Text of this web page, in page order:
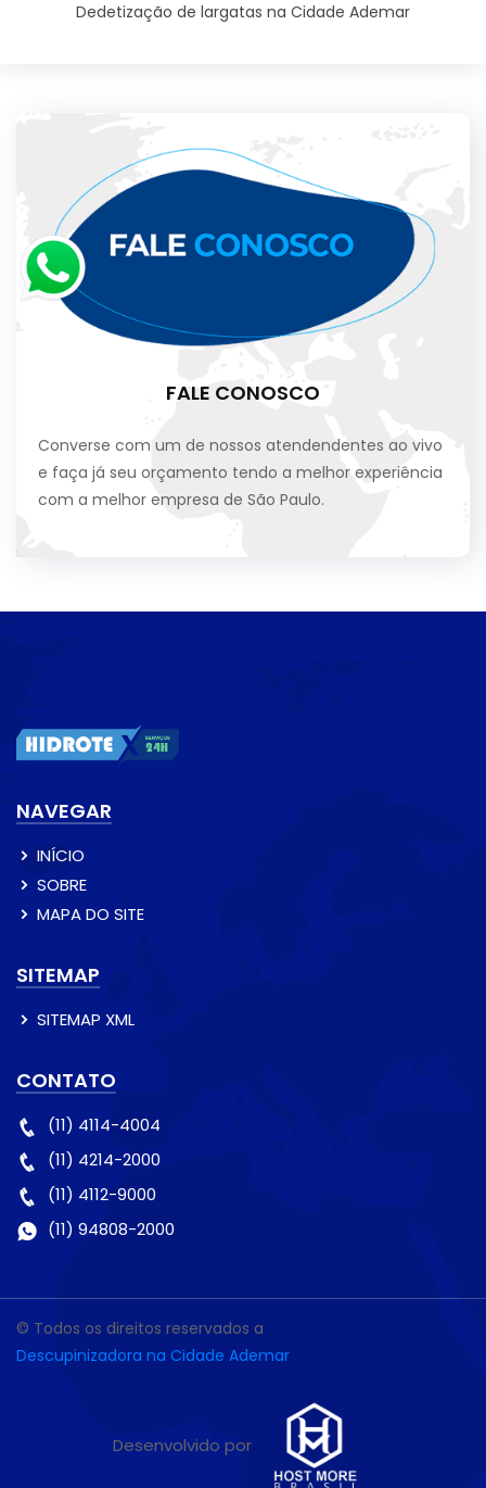
Dedetização de largatas na Cidade Ademar
FALE CONOSCO
Converse com um de nossos atendendentes ao vivo
e faça já seu orçamento tendo a melhor experiência
com a melhor empresa de São Paulo.
NAVEGAR
INÍCIO
SOBRE
MAPA DO SITE
SITEMAP
SITEMAP XML
CONTATO
(11) 4114-4004
(11) 4214-2000
(11) 4112-9000
(11) 94808-2000
© Todos os direitos reservados a
Descupinizadora na Cidade Ademar
Desenvolvido por